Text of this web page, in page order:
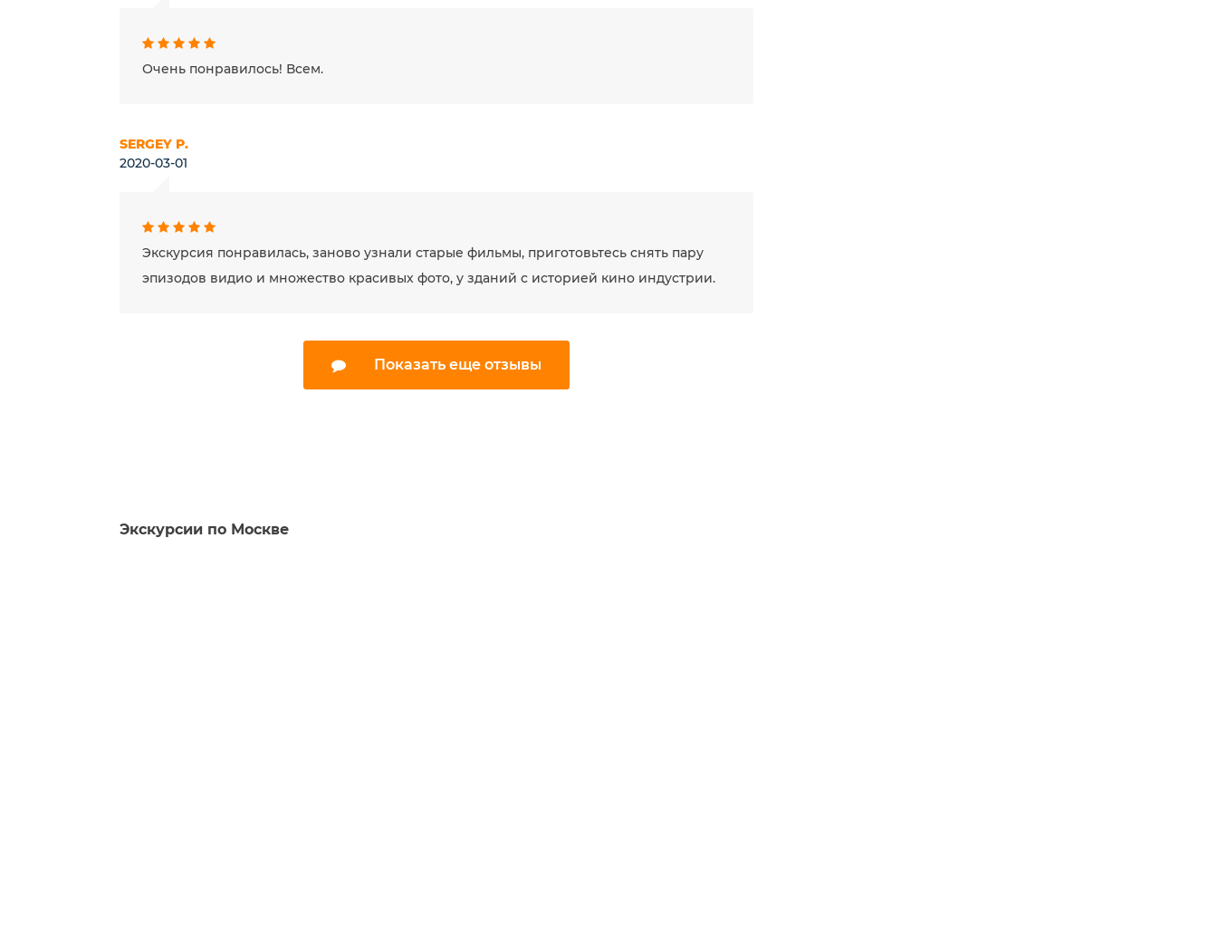
Очень понравилось! Всем.
SERGEY P.
2020-03-01
Экскурсия понравилась, заново узнали старые фильмы, приготовьтесь снять пару
эпизодов видио и множество красивых фото, у зданий с историей кино индустрии.
Показать еще отзывы
Экскурсии по Москве